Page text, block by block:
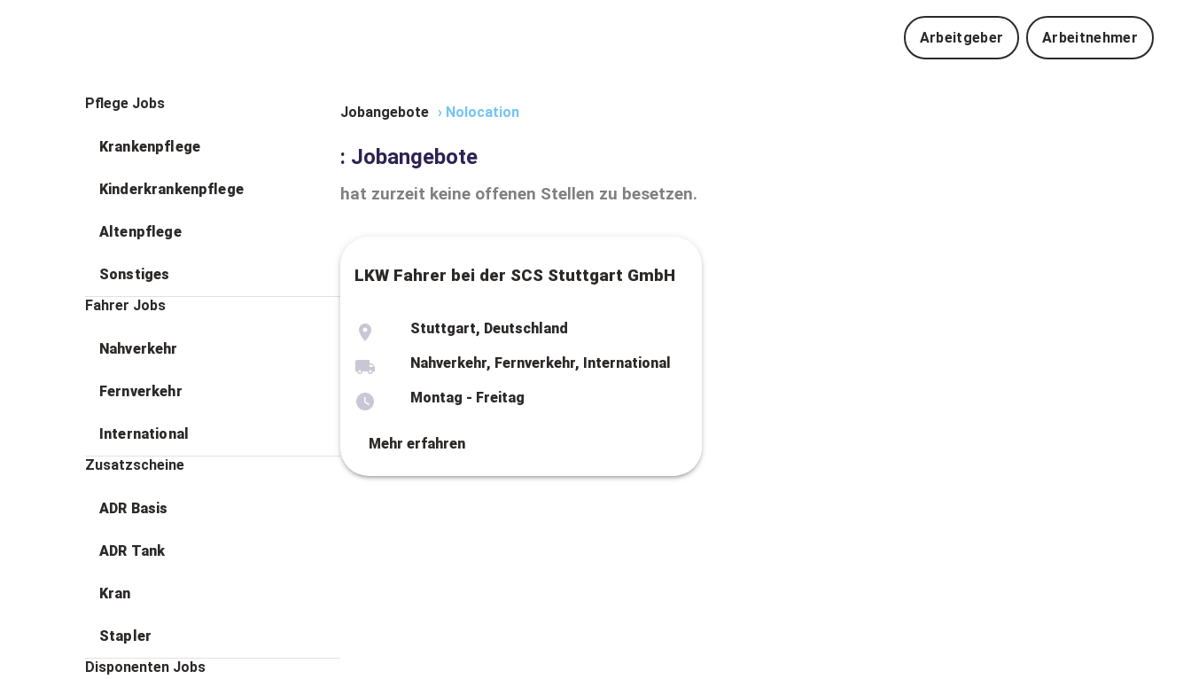
Arbeitgeber Arbeitnehmer
Pflege Jobs
Krankenpflege
Kinderkrankenpflege
Altenpflege
Sonstiges
Fahrer Jobs
Nahverkehr
Fernverkehr
International
Zusatzscheine
ADR Basis
ADR Tank
Kran
Stapler
Disponenten Jobs
Jobangebote › Nolocation
: Jobangebote
hat zurzeit keine offenen Stellen zu besetzen.
LKW Fahrer bei der SCS Stuttgart GmbH
Stuttgart, Deutschland
Nahverkehr, Fernverkehr, International
Montag - Freitag
Mehr erfahren